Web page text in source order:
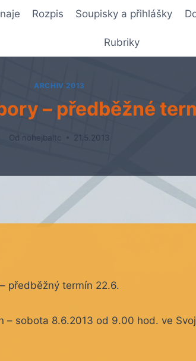
Rozpis Soupisky a přihlášky
Rubriky
ARCHIV 2013
– předběžné
Od nohejbaltc 21.5.2013
předběžný termín 22.6.
– sobota 8.6.2013 od 9.00 hod. ve